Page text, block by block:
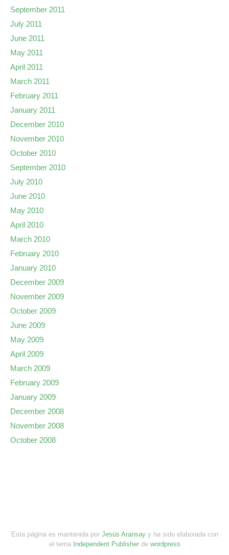
September 2011
July 2011
June 2011
May 2011
April 2011
March 2011
February 2011
January 2011
December 2010
November 2010
October 2010
September 2010
July 2010
June 2010
May 2010
April 2010
March 2010
February 2010
January 2010
December 2009
November 2009
October 2009
June 2009
May 2009
April 2009
March 2009
February 2009
January 2009
December 2008
November 2008
October 2008
Esta página es mantenida por Jesús Aransay y ha sido elaborada con
el tema Independent Publisherde wordpress